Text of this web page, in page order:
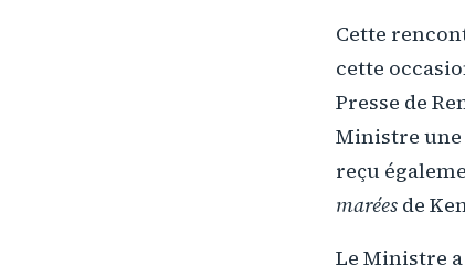
Cette
cette
Presse de
Ministre une
reçu
marées de
Le Ministre